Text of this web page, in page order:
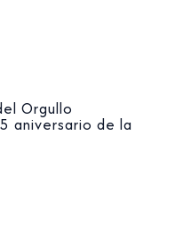
Orgullo
aniversario de la